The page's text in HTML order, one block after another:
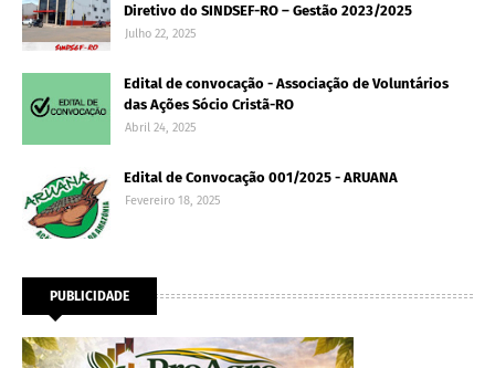
Diretivo do SINDSEF-RO – Gestão 2023/2025
Julho 22, 2025
Edital de convocação - Associação de Voluntários
das Ações Sócio Cristã-RO
Abril 24, 2025
Edital de Convocação 001/2025 - ARUANA
Fevereiro 18, 2025
PUBLICIDADE